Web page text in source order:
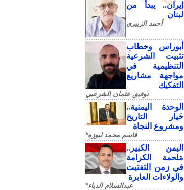
إيران.. يبدأ من
لبنان
أحمد الزبيري
أبوراس وخطاب
تثبيت الشرعية
التنظيمية في
مواجهة مشاريع
التفكيك
توفيق عثمان الشرعبي
الوحدة اليمنية..
خَيار التاريخ
ومشروع النجاة
قاسم محمد لبوزة*
​اليمن الكبير..
مَلحمة الكرامة
في زمن التفتيت
والولاءات العابرة
عبدالسلام الدباء*